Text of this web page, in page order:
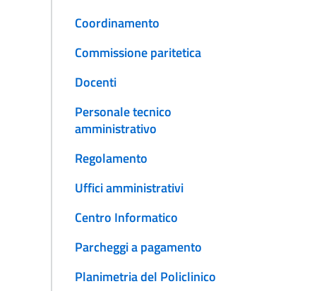
Coordinamento
Commissione paritetica
Docenti
Personale tecnico
amministrativo
Regolamento
Uffici amministrativi
Centro Informatico
Parcheggi a pagamento
Planimetria del Policlinico